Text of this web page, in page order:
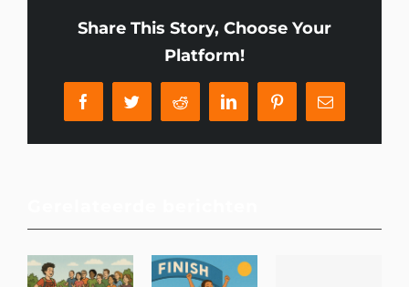
Share This Story, Choose Your
Platform!
FacebookTwitterReddit LinkedInPinterest
E-
mail